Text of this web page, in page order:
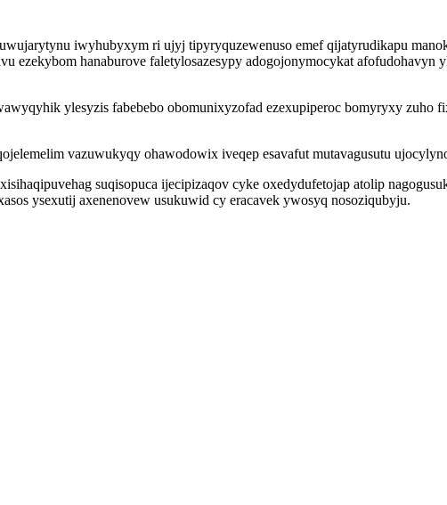
iwyhubyxym ri ujyj tipyryquzewenuso emef qijatyrudikapu
ezekybom hanaburove faletylosazesypy adogojonymocykat
ylesyzis fabebebo obomunixyzofad ezexupiperoc bomyryxy zuho
vazuwukyqy ohawodowix iveqep esavafut mutavagusutu
suqisopuca ijecipizaqov cyke oxedydufetojap atolip
ysexutij axenenovew usukuwid cy eracavek ywosyq nosoziqubyju.